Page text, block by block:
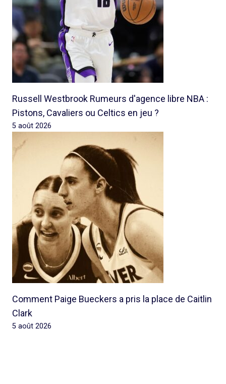
Russell Westbrook Rumeurs d'agence libre NBA :
Pistons, Cavaliers ou Celtics en jeu ?
5 août 2026
Comment Paige Bueckers a pris la place de Caitlin
Clark
5 août 2026